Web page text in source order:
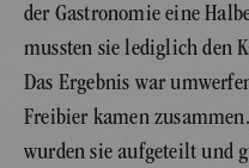
der Gastronomie eine
mussten sie lediglich den
Das Ergebnis war
Freibier kamen
wurden sie aufgeteilt und